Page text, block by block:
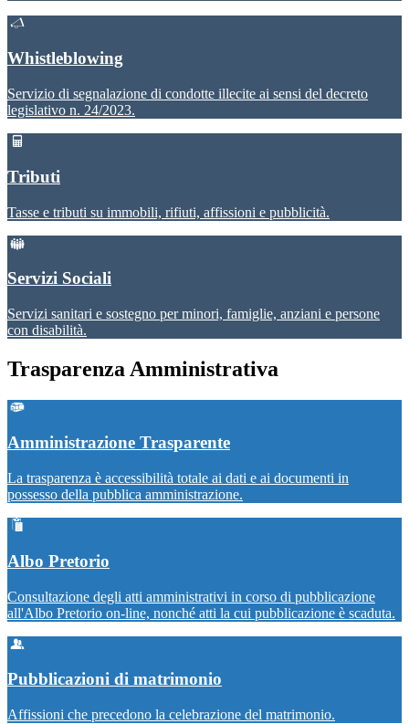
Whistleblowing
Servizio di segnalazione di condotte illecite ai sensi del decreto
legislativo n. 24/2023.
Tributi
Tasse e tributi su immobili, rifiuti, affissioni e pubblicità.
Servizi Sociali
Servizi sanitari e sostegno per minori, famiglie, anziani e persone
con disabilità.
Trasparenza Amministrativa
Amministrazione Trasparente
La trasparenza è accessibilità totale ai dati e ai documenti in
possesso della pubblica amministrazione.
Albo Pretorio
Consultazione degli atti amministrativi in corso di pubblicazione
all'Albo Pretorio on-line, nonché atti la cui pubblicazione è scaduta.
Pubblicazioni di matrimonio
Affissioni che precedono la celebrazione del matrimonio.